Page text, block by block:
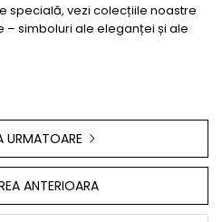
specială, vezi colecțiile noastre
– simboluri ale eleganței și ale
URMATOARE
ANTERIOARA